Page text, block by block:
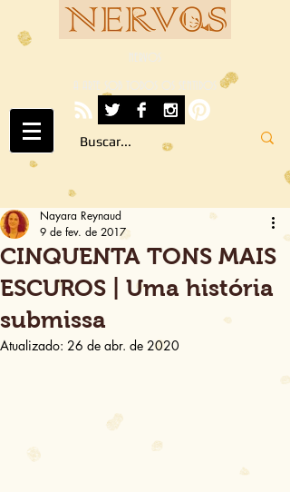
NERVOS
A ARTE SOB TODOS OS SENTIDOS
CINQUENTA TONS MAIS
ESCUROS | Uma história
submissa
Nayara Reynaud
9 de fev. de 2017
Atualizado: 26 de abr. de 2020